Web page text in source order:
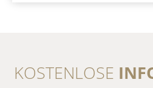
KOSTENLOSE